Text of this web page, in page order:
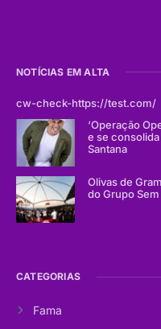
NOTÍCIAS EM ALTA
cw-check-https://test.com/
‘Operação
e se
Santana
Olivas de
do Grupo
CATEGORIAS
Fama